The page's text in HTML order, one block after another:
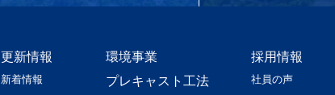
更新情報
新着情報
環境事業
プレキャスト工法
採用情報
社員の声